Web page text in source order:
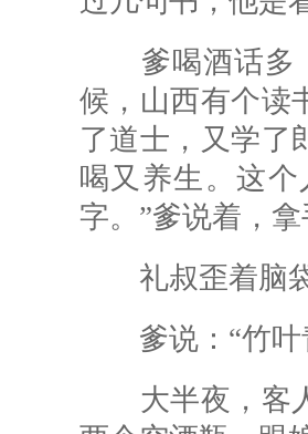
爹喝酒话多，
候，山西有个读
了道士，又学了
喝又养生。这
字。”爹说着，
礼叔歪着脑袋
爹说：“竹叶
大半夜，客人